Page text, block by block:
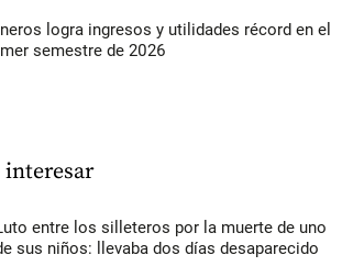
logra ingresos y utilidades récord en el
semestre de 2026
interesar
entre los silleteros por la muerte de uno
sus niños: llevaba dos días desaparecido